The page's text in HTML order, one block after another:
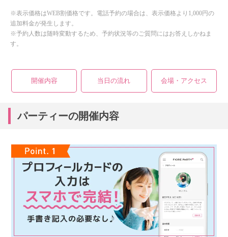
※表示価格はWEB割価格です。電話予約の場合は、表示価格より1,000円の
追加料金が発生します。
※予約人数は随時変動するため、予約状況等のご質問にはお答えしかねま
す。
開催内容 当日の流れ 会場・アクセス
パーティーの開催内容